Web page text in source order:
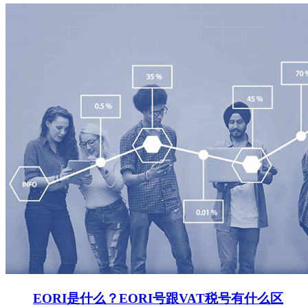
EORI是什么？EORI号跟VAT税号有什么区